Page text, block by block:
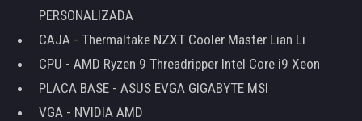
PERSONALIZADA
CAJA - Thermaltake NZXT Cooler Master Lian Li
CPU - AMD Ryzen 9 Threadripper Intel Core i9 Xeon
PLACA BASE - ASUS EVGA GIGABYTE MSI
VGA - NVIDIA AMD